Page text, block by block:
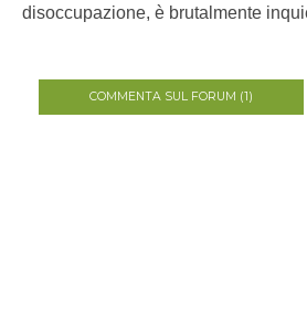
disoccupazione, è brutalmente
COMMENTA SUL FORUM (1)